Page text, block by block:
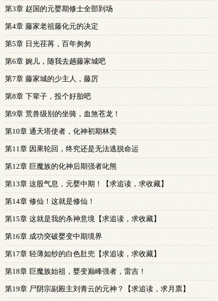
第3章 赵国的元婴期修士全部到场
第4章 藤家老祖藤化元的决定
第5章 日光荏苒，百年匆匆
第6章 婉儿，随我去趟藤家城吧
第7章 藤家城的少主人，藤厉
第8章 下辈子，投个好胎吧
第9章 荒兽级别的坐骑，血煞苍龙！
第10章 通天塔使者，化神初期林奕
第11章 因果轮回，终究还是无法逃脱命运
第12章 巨魔族的化神后期强者叱熊
第13章 这股气息，元婴中期！【求追读，求收藏】
第14章 修仙！这就是修仙！
第15章 这就是我的杀神意境【求追读，求收藏】
第16章 成功突破婴变中期境界
第17章 轻薄如纱的白色肚兜【求追读，求收藏】
第18章 巨魔族始祖，婴变巅峰强者，雷吉！
第19章 尸阴宗副殿主刘青云的元神？【求追读，求月票】